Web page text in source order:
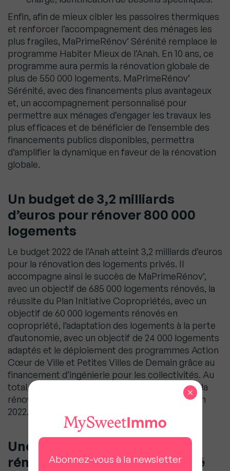
Enfin, afin de mieux cibler les passoires thermiques
et renforcer l’accompagnement des ménages les
plus fragiles, MaPrimeRénov’ Sérénité remplace le
programme Habiter Mieux de l’Anah. En 10 ans, ce
programme aura permis la rénovation globale de
plus de 550 000 logements. MaPrimeRénov’
Sérénité, avec des financements plus avantageux
et, un accompagnement personnalisé pour
permettre aux ménages d’engager les travaux les
plus efficaces et de bénéficier de l’ensemble des
financements publics disponibles, permettra
d’amplifier la dynamique en faveur de la rénovation
globale.
Un budget de 3,2 milliards
d’euros pour rénover 800 000
logements
Le budget 2022 de l’Anah atteint 3,2 milliards d’euros
pour la rénovation des logements privés. Il
accompagne ainsi le succès de MaPrimeRénov’,
avec un objectif de 685 000 logements rénovés, la
réussite du Plan Initiative Copropriétés, avec un
objectif de 60 000 logements rénovés en
copropriété, l’adaptation des logements à la perte
d’autonomie, avec un objectif de 24 000 logements
adaptés et le déploiement des programmes Action
Cœur de Ville et Petites Villes de Demain grâce au
financement d’ingénierie pour les collectivités. Au
total, ce sont près de 800 000 logements dont la
rénovation devrait être financée par l’Agence en
2022.
Une très forte dynamique de
rénovation dans l’habitat privé
Abonnez-vous à la newsletter
×